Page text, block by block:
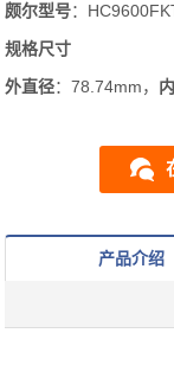
颇尔型号：
规格尺寸
外直径：78.74mm，
产品介绍